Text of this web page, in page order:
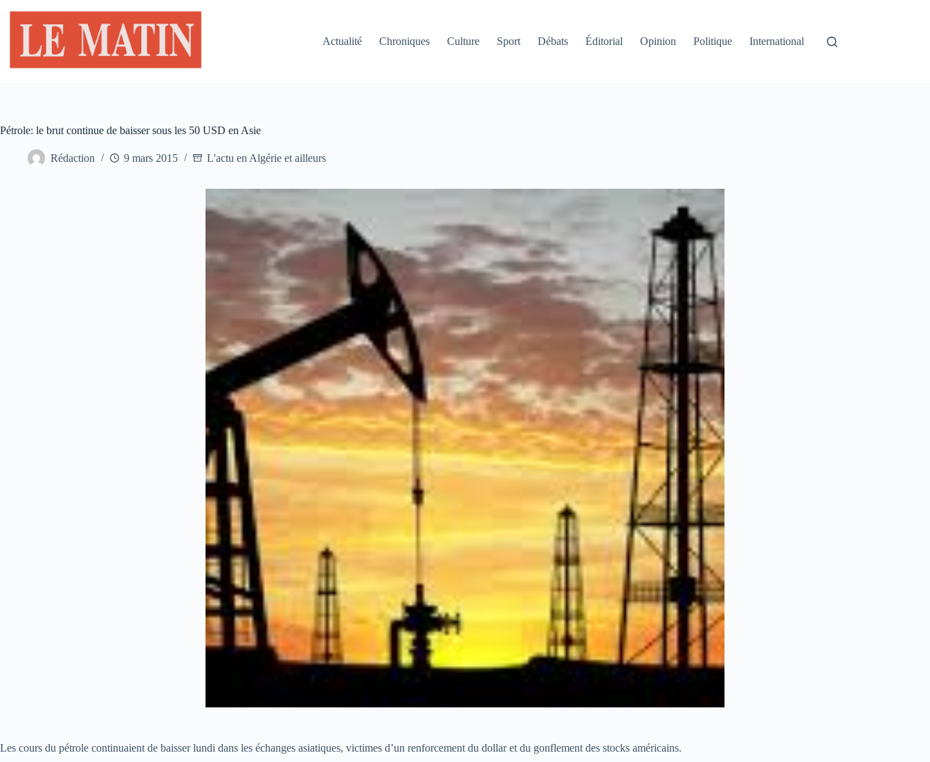
contenu
Actualité
Chroniques Culture Sport Débats Éditorial Opinion Politique International
Pétrole: le brut continue de baisser sous les 50 USD en Asie
Rédaction 9 mars 2015 L'actu en Algérie et ailleurs
Les cours du pétrole continuaient de baisser lundi dans les échanges asiatiques, victimes d’un renforcement du dollar et du gonflement des stocks américains.